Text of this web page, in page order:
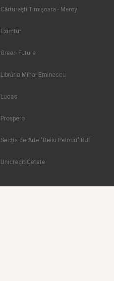
Cărtureşti Timişoara - Mercy
Eximtur
Green Future
Librăria Mihai Eminescu
Lucas
Prospero
Secția de Arte "Deliu Petroiu" BJT
Unicredit Cetate